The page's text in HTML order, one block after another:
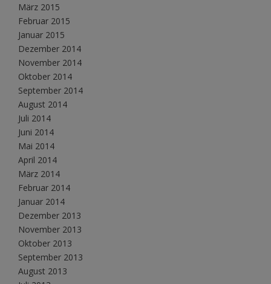
März 2015
Februar 2015
Januar 2015
Dezember 2014
November 2014
Oktober 2014
September 2014
August 2014
Juli 2014
Juni 2014
Mai 2014
April 2014
März 2014
Februar 2014
Januar 2014
Dezember 2013
November 2013
Oktober 2013
September 2013
August 2013